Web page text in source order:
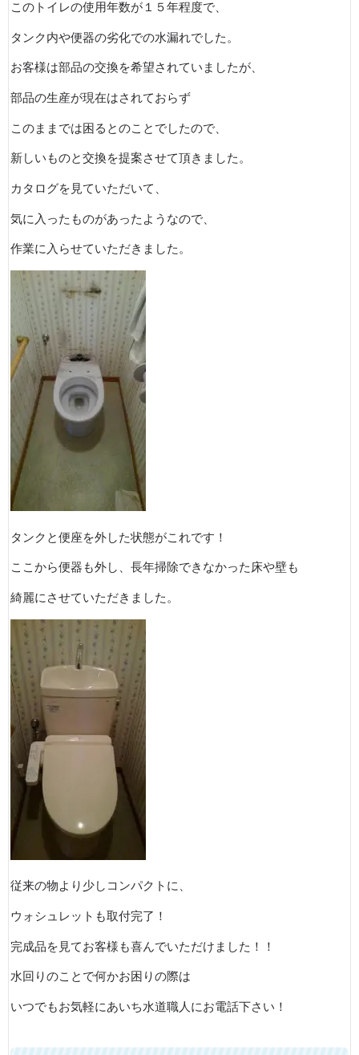
このトイレの使用年数が１５年程度で、
タンク内や便器の劣化での水漏れでした。
お客様は部品の交換を希望されていましたが、
部品の生産が現在はされておらず
このままでは困るとのことでしたので、
新しいものと交換を提案させて頂きました。
カタログを見ていただいて、
気に入ったものがあったようなので、
作業に入らせていただきました。
タンクと便座を外した状態がこれです！
ここから便器も外し、長年掃除できなかった床や壁も
綺麗にさせていただきました。
従来の物より少しコンパクトに、
ウォシュレットも取付完了！
完成品を見てお客様も喜んでいただけました！！
水回りのことで何かお困りの際は
いつでもお気軽にあいち水道職人にお電話下さい！